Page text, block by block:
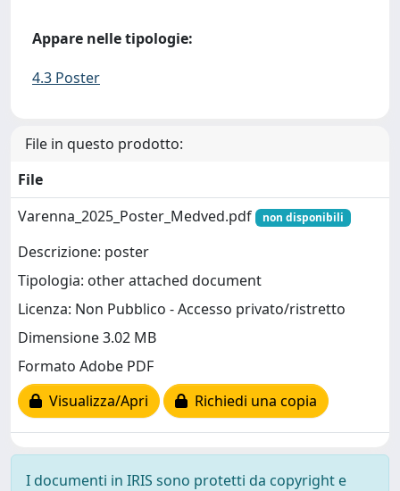
Appare nelle tipologie:
4.3 Poster
File in questo prodotto:
File
Varenna_2025_Poster_Medved.pdf
non disponibili
Descrizione: poster
Tipologia: other attached document
Licenza: Non Pubblico - Accesso privato/ristretto
Dimensione 3.02 MB
Formato Adobe PDF
Visualizza/Apri
Richiedi una copia
I documenti in IRIS sono protetti da copyright e